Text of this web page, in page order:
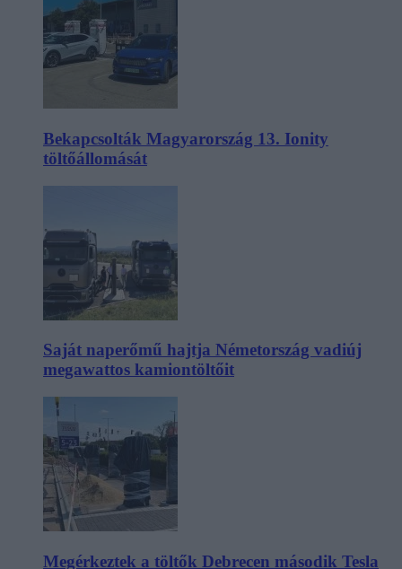
Bekapcsolták Magyarország 13. Ionity
töltőállomását
Saját naperőmű hajtja Németország vadiúj
megawattos kamiontöltőit
Megérkeztek a töltők Debrecen második Tesla